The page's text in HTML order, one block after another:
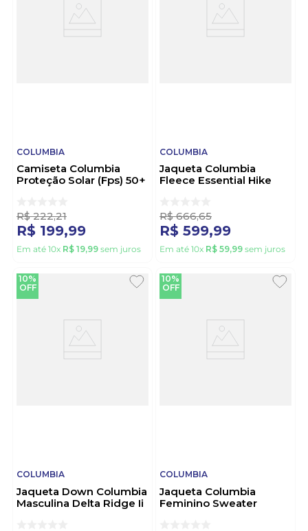
COLUMBIA
Camiseta Columbia
Proteção Solar (Fps) 50+
R$ 222,21
R$ 199,99
Em até 10x R$ 19,99 sem juros
COLUMBIA
Jaqueta Columbia
Fleece Essential Hike
R$ 666,65
R$ 599,99
Em até 10x R$ 59,99 sem juros
10%
OFF
COLUMBIA
Jaqueta Down Columbia
Masculina Delta Ridge Ii
10%
OFF
COLUMBIA
Jaqueta Columbia
Feminino Sweater